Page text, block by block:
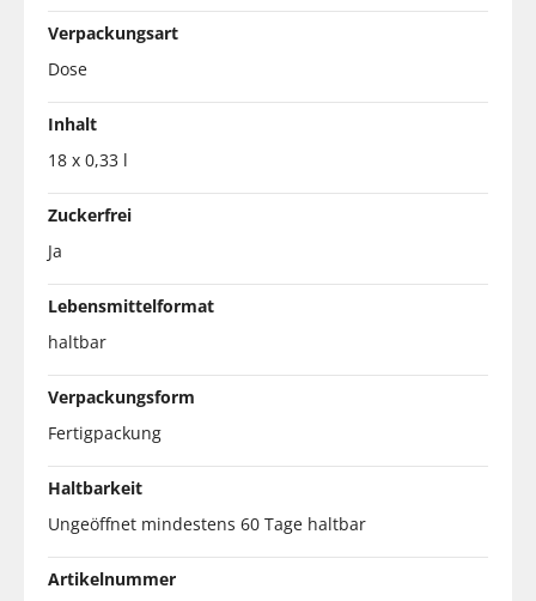
Verpackungsart
Dose
Inhalt
18 x 0,33 l
Zuckerfrei
Ja
Lebensmittelformat
haltbar
Verpackungsform
Fertigpackung
Haltbarkeit
Ungeöffnet mindestens 60 Tage haltbar
Artikelnummer